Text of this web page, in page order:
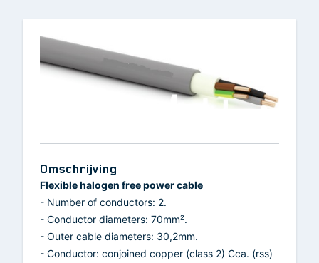
Omschrijving
Flexible halogen free power cable
- Number of conductors: 2.
- Conductor diameters: 70mm².
- Outer cable diameters: 30,2mm.
- Conductor: conjoined copper (class 2) Cca. (rss)